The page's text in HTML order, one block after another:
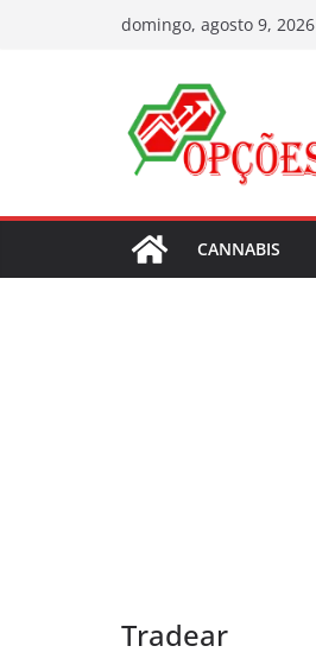
domingo, agosto 9, 2026
CANNABIS
Tradear